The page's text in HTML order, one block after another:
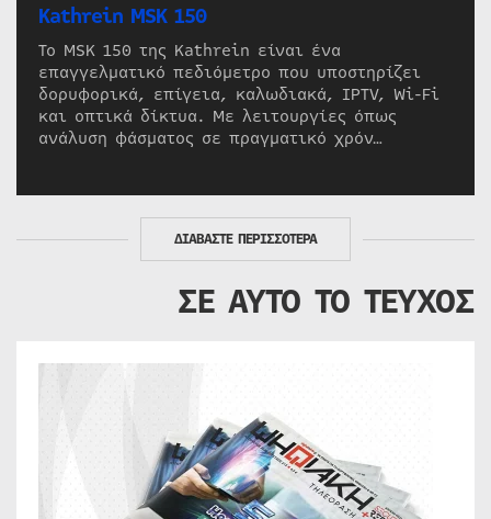
Kathrein MSK 150
Το MSK 150 της Kathrein είναι ένα
επαγγελματικό πεδιόμετρο που υποστηρίζει
δορυφορικά, επίγεια, καλωδιακά, IPTV, Wi-Fi
και οπτικά δίκτυα. Με λειτουργίες όπως
ανάλυση φάσματος σε πραγματικό χρόν…
ΔΙΑΒΑΣΤΕ ΠΕΡΙΣΣΟΤΕΡΑ
ΣΕ ΑΥΤΟ ΤΟ ΤΕΥΧΟΣ